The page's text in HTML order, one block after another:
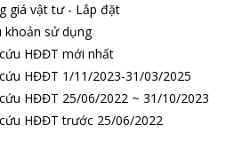
giá vật tư - Lắp đặt
khoản sử dụng
HĐĐT mới nhất
HĐĐT 1/11/2023-31/03/2025
HĐĐT 25/06/2022 ~ 31/10/2023
HĐĐT trước 25/06/2022